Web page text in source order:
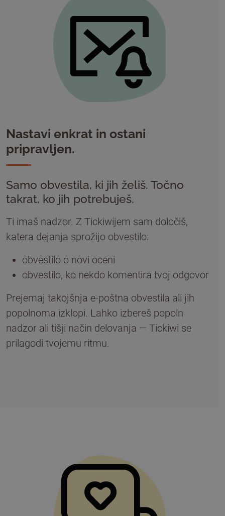
Nastavi enkrat in ostani
pripravljen.
Samo obvestila, ki jih želiš. Točno
takrat, ko jih potrebuješ.
Ti imaš nadzor. Z Tickiwijem sam določiš,
katera dejanja sprožijo obvestilo:
obvestilo o novi oceni
obvestilo, ko nekdo komentira tvoj odgovor
Prejemaj takojšnja e-poštna obvestila ali jih
popolnoma izklopi. Lahko izbereš popoln
nadzor ali tišji način delovanja — Tickiwi se
prilagodi tvojemu ritmu.